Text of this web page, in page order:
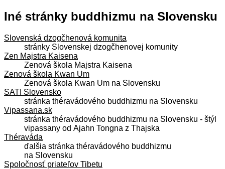
Iné stránky buddhizmu na Slovensku
Slovenská dzogčhenová komunita
stránky Slovenskej dzogčhenovej komunity
Zen Majstra Kaisena
Zenová škola Majstra Kaisena
Zenová škola Kwan Um
Zenová škola Kwan Um na Slovensku
SATI Slovensko
stránka théravádového buddhizmu na Slovensku
Vipassana.sk
stránka théravádového buddhizmu na Slovensku - štýl
vipassany od Ajahn Tongna z Thajska
Théraváda
ďalšia stránka théravádového buddhizmu
na Slovensku
Spoločnosť priateľov Tibetu